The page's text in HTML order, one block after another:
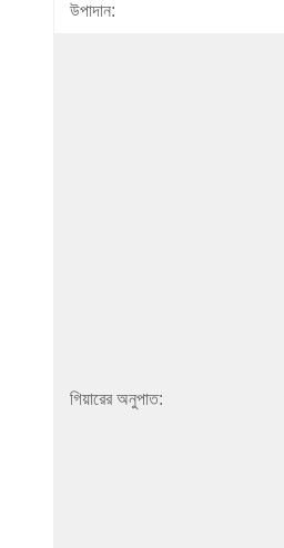
উপাদান:
গিয়ারের অনুপাত: